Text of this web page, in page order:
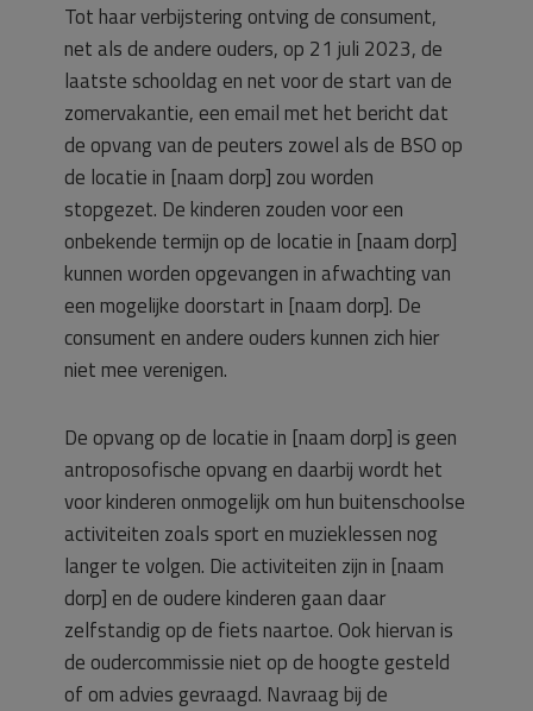
Tot haar verbijstering ontving de consument,
net als de andere ouders, op 21 juli 2023, de
laatste schooldag en net voor de start van de
zomervakantie, een email met het bericht dat
de opvang van de peuters zowel als de BSO op
de locatie in [naam dorp] zou worden
stopgezet. De kinderen zouden voor een
onbekende termijn op de locatie in [naam dorp]
kunnen worden opgevangen in afwachting van
een mogelijke doorstart in [naam dorp]. De
consument en andere ouders kunnen zich hier
niet mee verenigen.
De opvang op de locatie in [naam dorp] is geen
antroposofische opvang en daarbij wordt het
voor kinderen onmogelijk om hun buitenschoolse
activiteiten zoals sport en muzieklessen nog
langer te volgen. Die activiteiten zijn in [naam
dorp] en de oudere kinderen gaan daar
zelfstandig op de fiets naartoe. Ook hiervan is
de oudercommissie niet op de hoogte gesteld
of om advies gevraagd. Navraag bij de